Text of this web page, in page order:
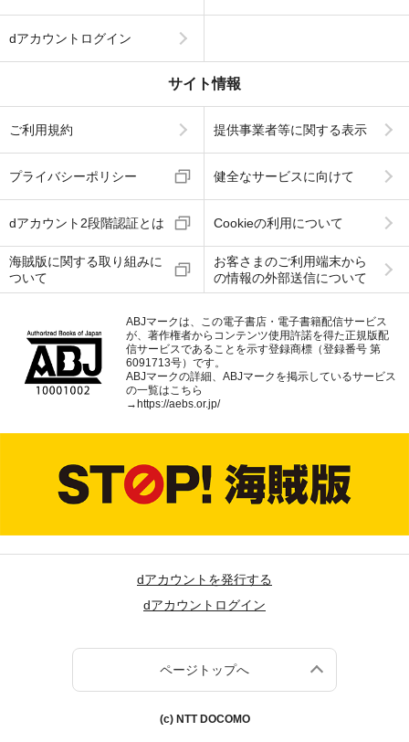
dアカウントログイン
サイト情報
ご利用規約 提供事業者等に関する表示
プライバシーポリシー 健全なサービスに向けて
dアカウント2段階認証とは Cookieの利用について
海賊版に関する取り組みに
ついて
お客さまのご利用端末から
の情報の外部送信について
ABJマークは、この電子書店・電子書籍配信サービス
が、著作権者からコンテンツ使用許諾を得た正規版配
信サービスであることを示す登録商標（登録番号 第
6091713号）です。
ABJマークの詳細、ABJマークを掲示しているサービス
の一覧はこちら
→https://aebs.or.jp/
dアカウントを発行する
dアカウントログイン
ページトップへ
(c) NTT DOCOMO